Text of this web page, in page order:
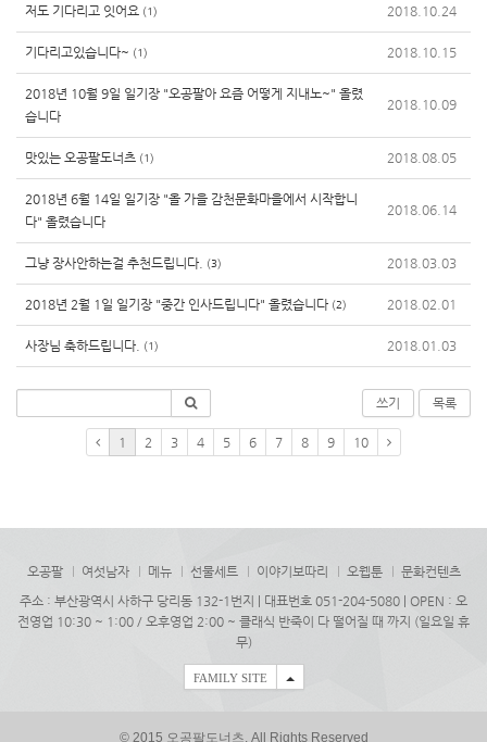
저도 기다리고 잇어요 (1) 2018.10.24
기다리고있습니다~ (1) 2018.10.15
2018년 10월 9일 일기장 "오공팔아 요즘 어떻게 지내노~" 올렸
습니다
2018.10.09
맛있는 오공팔도너츠 (1) 2018.08.05
2018년 6월 14일 일기장 "올 가을 감천문화마을에서 시작합니
다" 올렸습니다
2018.06.14
그냥 장사안하는걸 추천드립니다. (3) 2018.03.03
2018년 2월 1일 일기장 "중간 인사드립니다" 올렸습니다 (2) 2018.02.01
사장님 축하드립니다. (1) 2018.01.03
쓰기 목록
1 2 3 4 5 6 7 8 9 10
오공팔 여섯남자 메뉴 선물세트 이야기보따리 오웹툰
문화컨텐츠
주소 : 부산광역시 사하구 당리동 132-1번지 | 대표번호 051-204-5080 | OPEN : 오
전영업 10:30 ~ 1:00 / 오후영업 2:00 ~ 클래식 반죽이 다 떨어질 때 까지 (일요일 휴
무)
FAMILY SITE
© 2015 오공팔도너츠. All Rights Reserved